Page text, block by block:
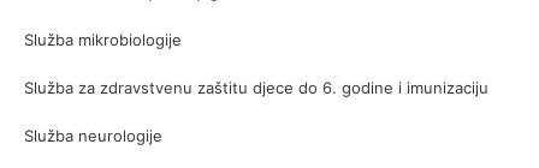
Služba mikrobiologije
Služba za zdravstvenu zaštitu djece do 6. godine i imunizaciju
Služba neurologije